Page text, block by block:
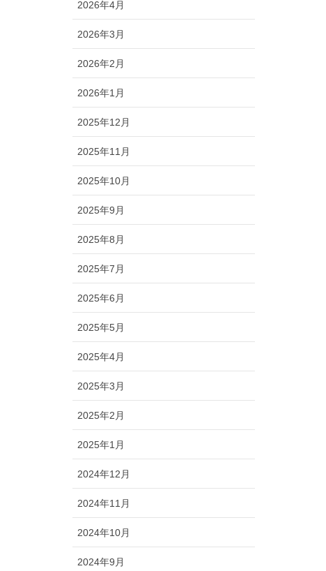
2026年4月
2026年3月
2026年2月
2026年1月
2025年12月
2025年11月
2025年10月
2025年9月
2025年8月
2025年7月
2025年6月
2025年5月
2025年4月
2025年3月
2025年2月
2025年1月
2024年12月
2024年11月
2024年10月
2024年9月